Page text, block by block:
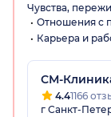
Чувства,
Отношения с
Карьера и
СМ-
4.41166
г Санкт-